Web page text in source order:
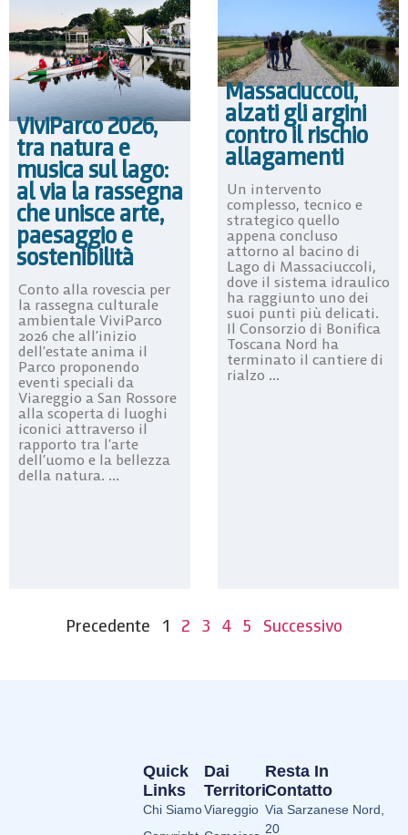
ViviParco 2026,
tra natura e
musica sul lago:
al via la rassegna
che unisce arte,
paesaggio e
sostenibilità
Conto alla rovescia per
la rassegna culturale
ambientale ViviParco
2026 che all’inizio
dell’estate anima il
Parco proponendo
eventi speciali da
Viareggio a San Rossore
alla scoperta di luoghi
iconici attraverso il
rapporto tra l’arte
dell’uomo e la bellezza
della natura. ...
Massaciuccoli,
alzati gli argini
contro il rischio
allagamenti
Un intervento
complesso, tecnico e
strategico quello
appena concluso
attorno al bacino di
Lago di Massaciuccoli,
dove il sistema idraulico
ha raggiunto uno dei
suoi punti più delicati.
Il Consorzio di Bonifica
Toscana Nord ha
terminato il cantiere di
rialzo ...
Precedente 1 2 3 4 5 Successivo
Dai
Territori
Viareggio
Quick
Links
Chi Siamo
Resta In
Contatto
Via Sarzanese Nord,
20